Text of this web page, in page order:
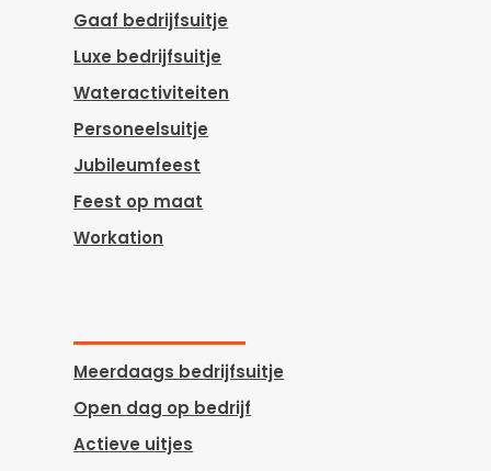
Gaaf bedrijfsuitje
Luxe bedrijfsuitje
Wateractiviteiten
Personeelsuitje
Jubileumfeest
Feest op maat
Workation
Meerdaags bedrijfsuitje
Open dag op bedrijf
Actieve uitjes